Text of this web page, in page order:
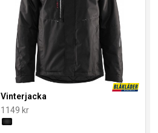
Vinterjacka
1149 kr